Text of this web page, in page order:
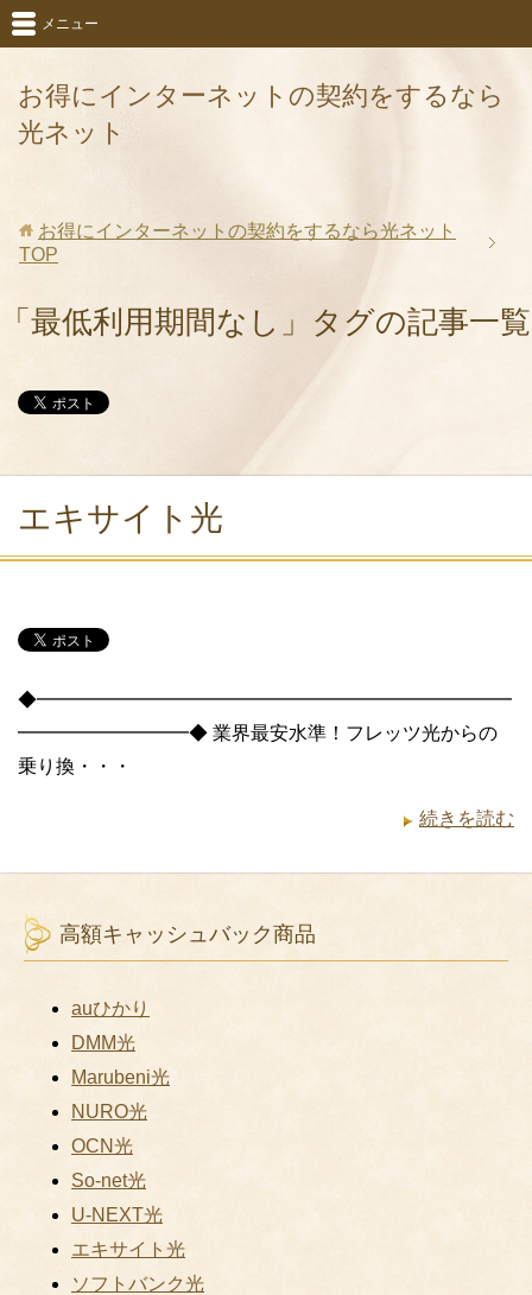
お得にインターネットの契約をするなら
光ネット
メニュー
お得にインターネットの契約をするなら光ネット
TOP
「最低利用期間なし」タグの記事一覧
エキサイト光
◆━━━━━━━━━━━━━━━━━━━━━━━━━
━━━━━━━━━◆ 業界最安水準！フレッツ光からの
乗り換・・・
続きを読む
高額キャッシュバック商品
auひかり
DMM光
Marubeni光
NURO光
OCN光
So-net光
U-NEXT光
エキサイト光
ソフトバンク光